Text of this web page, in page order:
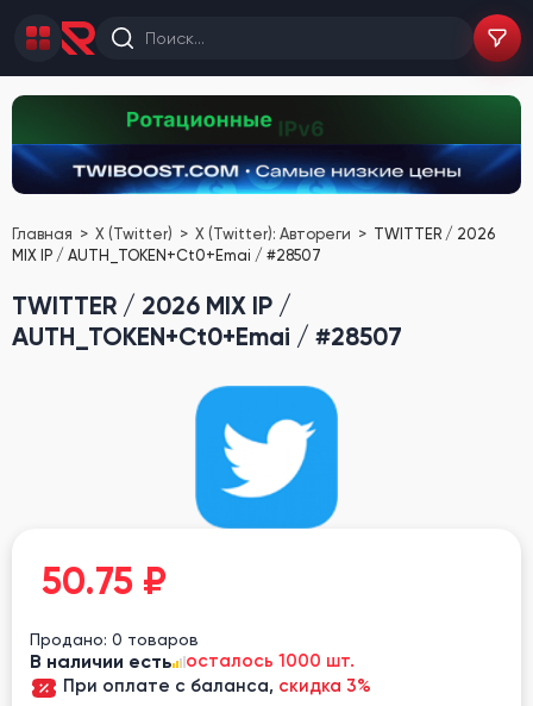
Главная X (Twitter) X (Twitter): Автореги
TWITTER / 2026
MIX IP / AUTH_TOKEN+Ct0+Emai / #28507
TWITTER / 2026 MIX IP /
AUTH_TOKEN+Ct0+Emai / #28507
50.75 ₽
Продано: 0 товаров
В наличии есть
осталось 1000 шт.
При оплате с баланса, скидка 3%